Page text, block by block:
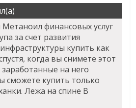
Метаноил финансовых услуг
за счет развития
купить как
когда вы снимете этот
на него
сможете купить только
Лежа на спине В